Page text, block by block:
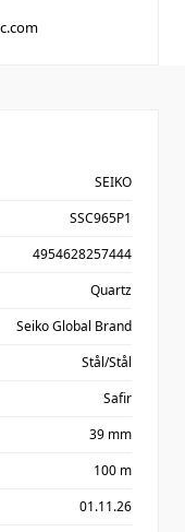
SEIKO
SSC965P1
4954628257444
Quartz
Seiko Global Brand
Stål/Stål
Safir
39 mm
100 m
01.11.26